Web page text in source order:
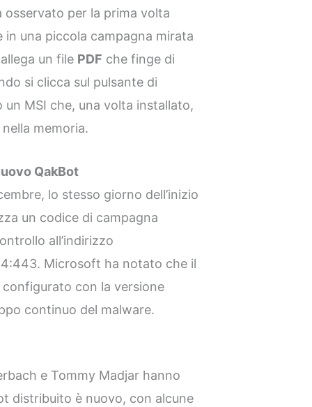
osservato per la prima volta
in una piccola campagna mirata
allega un file PDF che finge di
si clicca sul pulsante di
MSI che, una volta installato,
memoria.
QakBot
lo stesso giorno dell’inizio
un codice di campagna
all’indirizzo
Microsoft ha notato che il
con la versione
continuo del malware.
e Tommy Madjar hanno
distribuito è nuovo, con alcune